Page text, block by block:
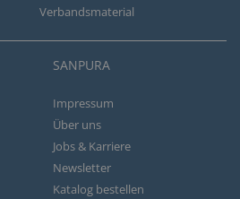
Verbandsmaterial
SANPURA
Impressum
Über uns
Jobs & Karriere
Newsletter
Katalog bestellen